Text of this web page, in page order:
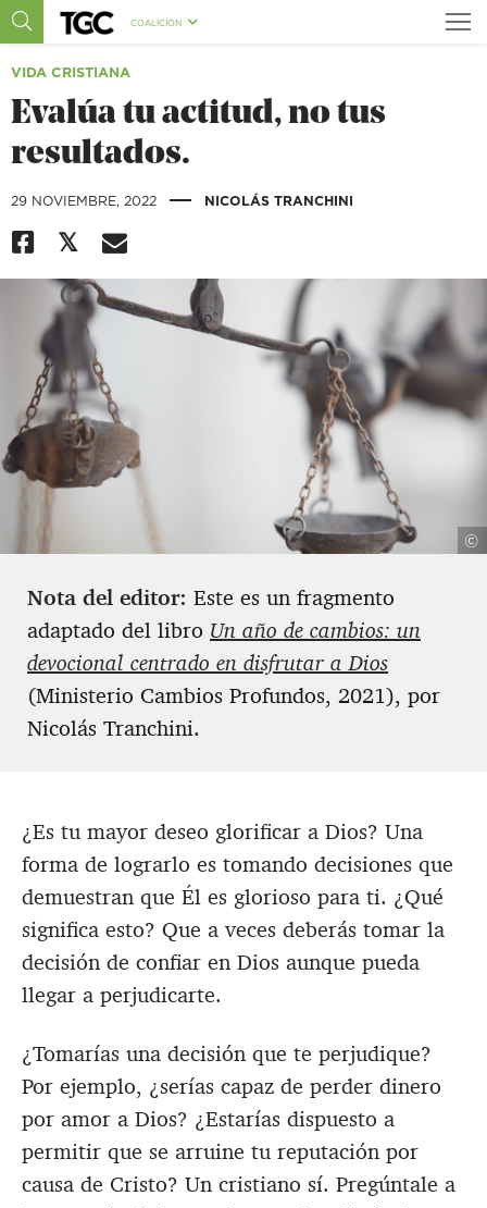
COALICIÓN
VIDA CRISTIANA
Evalúa tu actitud, no tus
resultados.
29 NOVIEMBRE, 2022 | NICOLÁS TRANCHINI
©
Nota del editor: Este es un fragmento
adaptado del libro Un año de cambios: un
devocional centrado en disfrutar a Dios
(Ministerio Cambios Profundos, 2021), por
Nicolás Tranchini.
¿Es tu mayor deseo glorificar a Dios? Una
forma de lograrlo es tomando decisiones que
demuestran que Él es glorioso para ti. ¿Qué
significa esto? Que a veces deberás tomar la
decisión de confiar en Dios aunque pueda
llegar a perjudicarte.
¿Tomarías una decisión que te perjudique?
Por ejemplo, ¿serías capaz de perder dinero
por amor a Dios? ¿Estarías dispuesto a
permitir que se arruine tu reputación por
causa de Cristo? Un cristiano sí. Pregúntale a